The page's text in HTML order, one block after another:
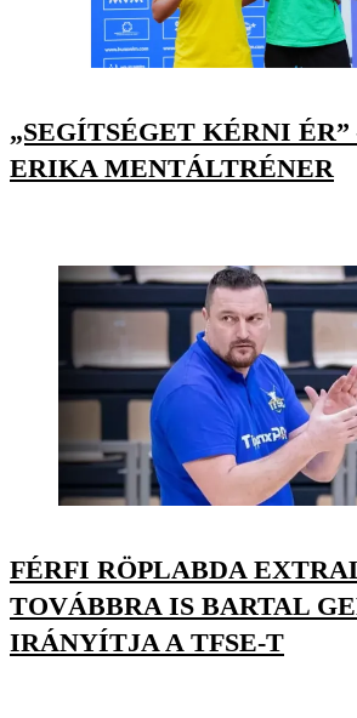
„SEGÍTSÉGET KÉRNI
ERIKA MENTÁLTRÉNER
FÉRFI RÖPLABDA
TOVÁBBRA IS BARTAL
IRÁNYÍTJA A TFSE-T